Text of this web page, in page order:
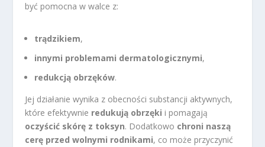
być pomocna w walce z:
trądzikiem,
innymi problemami dermatologicznymi,
redukcją obrzęków.
Jej działanie wynika z obecności substancji aktywnych,
które efektywnie redukują obrzęki i pomagają
oczyścić skórę z toksyn. Dodatkowo chroni naszą
cerę przed wolnymi rodnikami, co może przyczynić